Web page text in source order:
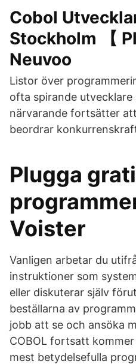
Cobol
Stockholm 【
Neuvoo
Listor över
ofta spirande
närvarande fortsätter
beordrar
Plugga
Voister
Vanligen arbetar du
instruktioner som
eller diskuterar själv
beställarna av
jobb att se och ansöka
COBOL fortsatt
mest betydelsefulla